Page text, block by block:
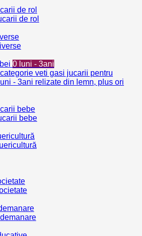
de rol
de rol
0 luni - 3ani
categorie veti gasi jucarii pentru
- 3ani relizate din lemn, plus ori
bebe
bebe